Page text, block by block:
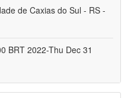
de Caxias do Sul - RS -
BRT 2022-Thu Dec 31